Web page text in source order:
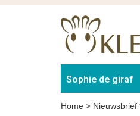
Sophie de giraf
Home > Nieuwsbrief